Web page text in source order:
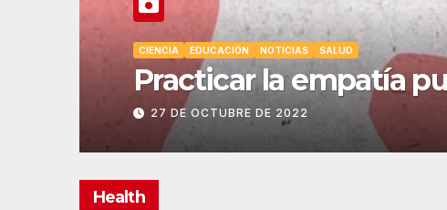
CULTURA EDUCACIÓN NOTICIAS SALUD
Donantes de sangre
12 DE OCTUBRE DE 2022
Health